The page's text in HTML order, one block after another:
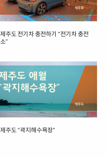
제주도 전기차 충전하기 “전기차 충전
소”
제주도 “곽지해수욕장”